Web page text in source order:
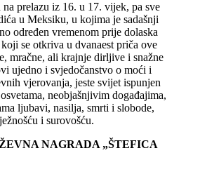
prelazu iz 16. u 17. vijek, pa sve
u Meksiku, u kojima je sadašnji
određen vremenom prije dolaska
se otkriva u dvanaest priča ove
mračne, ali krajnje dirljive i snažne
ujedno i svjedočanstvo o moći i
vjerovanja, jeste svijet ispunjen
neobjašnjivim događajima,
ljubavi, nasilja, smrti i slobode,
i surovošću.
NAGRADA „ŠTEFICA